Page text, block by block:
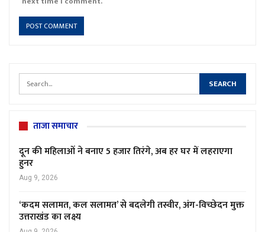
ताजा समाचार
दून की महिलाओं ने बनाए 5 हजार तिरंगे, अब हर घर में लहराएगा
हुनर
Aug 9, 2026
‘कदम सलामत, कल सलामत’ से बदलेगी तस्वीर, अंग-विच्छेदन मुक्त
उत्तराखंड का लक्ष्य